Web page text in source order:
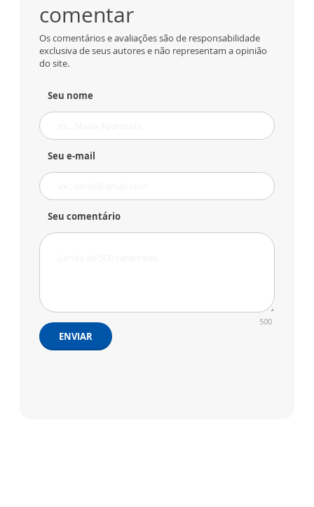
comentar
Os comentários e avaliações são de responsabilidade
exclusiva de seus autores e não representam a opinião
do site.
Seu nome
Seu e-mail
Seu comentário
500
ENVIAR